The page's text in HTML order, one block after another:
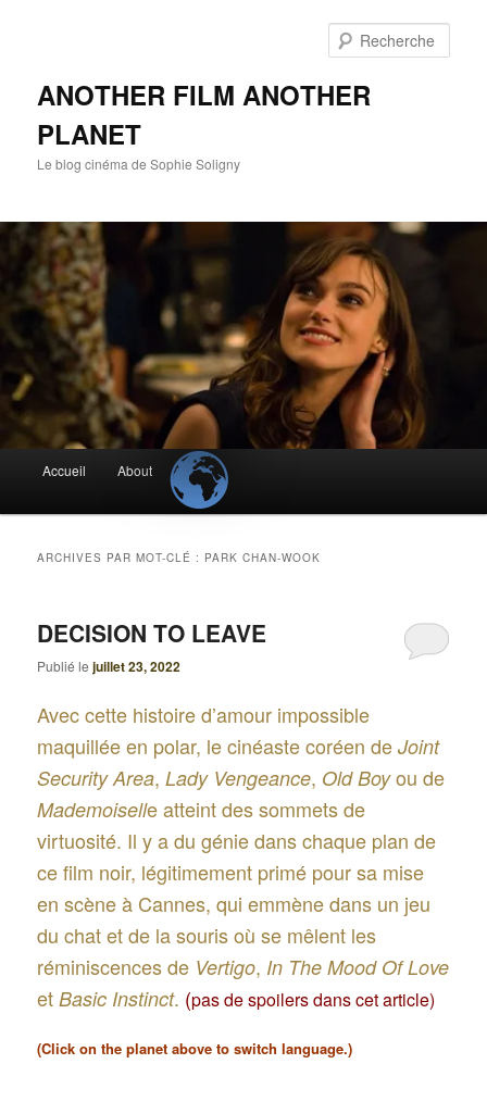
ANOTHER FILM ANOTHER
PLANET
Le blog cinéma de Sophie Soligny
principal
Accueil About
ARCHIVES PAR MOT-CLÉ : PARK CHAN-WOOK
DECISION TO LEAVE
Publié lejuillet 23, 2022
Avec cette histoire d’amour impossible
maquillée en polar, le cinéaste coréen deJoint
Security Area,Lady Vengeance, Old Boyou de
Mademoiselle atteint des sommets de
virtuosité. Il y a du génie dans chaque plan de
ce film noir, légitimement primé pour sa mise
en scène à Cannes, qui emmène dans un jeu
du chat et de la souris où se mêlent les
réminiscences de Vertigo, In The Mood Of Love
etBasic Instinct. (pas de spoilers dans cet article)
(Click on the planet above to switch language.)